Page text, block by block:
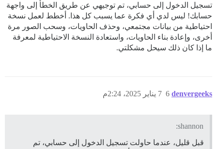
تسجيل الدخول إلى حسابي، تم توجيهي عن طريق الخطأ إلى واجهة
حسابك! ليس لدي أي فكرة عما يسبب كل هذا. أخطط لعمل نسخة
احتياطية من بيانات مجتمعي، وحذف الحاويات، وسحب الصور مرة
أخرى، وإعادة بناء الحاويات، واستعادة النسخة الاحتياطية لمعرفة
ما إذا كان ذلك سيحل مشكلتي.
denvergeeks 7 يناير 2025، 2:24م 6
shannon:
قبل قليل، عندما حاولت تسجيل الدخول إلى حسابي، تم